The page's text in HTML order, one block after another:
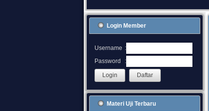
Login Member
Username :
Password
:
Materi Uji Terbaru